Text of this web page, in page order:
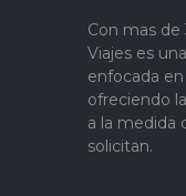
Con mas de
Viajes es
enfocada
ofreciendo
a la medida
solicitan.